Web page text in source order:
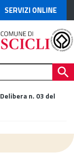
SERVIZI ONLINE
Delibera n. 03 del